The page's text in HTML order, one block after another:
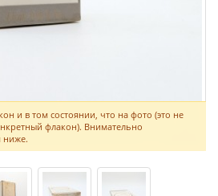
и в том состоянии, что на фото (это не
флакон). Внимательно
ниже.